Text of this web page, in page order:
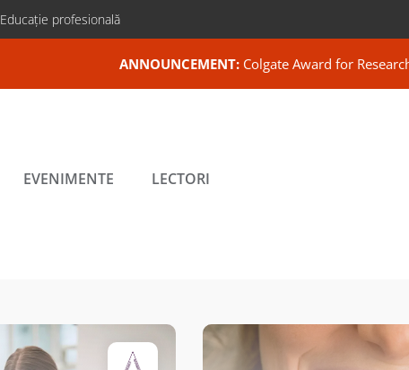
Educație profesională
ANNOUNCEMENT:Colgate Award for
EVENIMENTE LECTORI